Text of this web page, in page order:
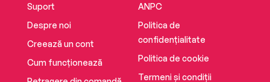
Suport
Despre noi
Creează un cont
Cum funcționează
ANPC
Politica de
confidențialitate
Politica de cookie
Termeni și condiții